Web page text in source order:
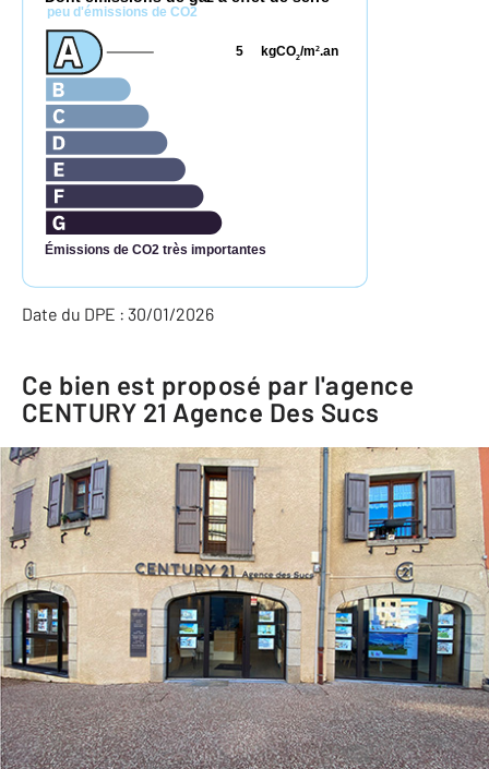
peu d'émissions de CO2
Émissions de CO2 très importantes
kgCO2/m2.an
5
Date du DPE : 30/01/2026
Ce bien est proposé par l'agence
CENTURY 21 Agence Des Sucs